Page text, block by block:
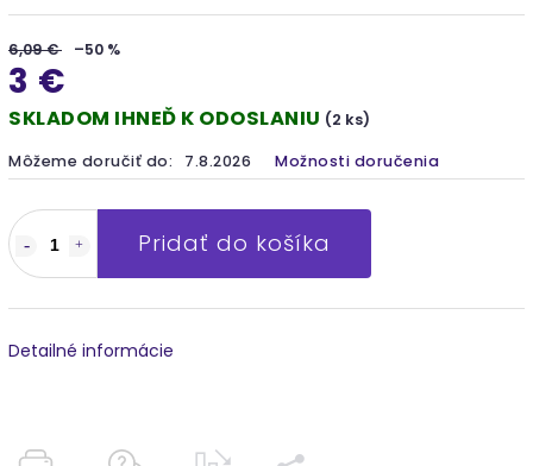
6,09 € –50 %
3 €
SKLADOM IHNEĎ K ODOSLANIU (2 ks)
Môžeme doručiť do: 7.8.2026 Možnosti doručenia
Pridať do košíka
Detailné informácie